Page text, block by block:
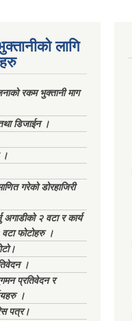
लागि
रकम भुक्तानी माग
डिजाईन ।
।
गरेको डोरहाजिरी
अगाडीको २ वटा र कार्य
फोटोहरु ।
।
प्रतिवेदन र
।
पत्र।